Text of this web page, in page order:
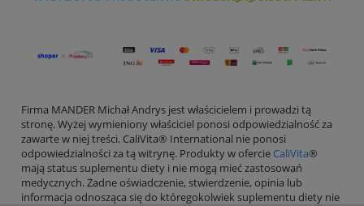
Firma MANDER Michał Andrys jest właścicielem i prowadzi tą
stronę. Wyżej wymieniony właściciel ponosi odpowiedzialność za
zawarte w niej treści. CaliVita® International nie ponosi
odpowiedzialności za tą witrynę. Produkty w ofercie CaliVita®
mają status suplementu diety i nie mogą mieć zastosowań
medycznych. Żadne oświadczenie, stwierdzenie, opinia lub
informacja odnosząca się do któregokolwiek suplementu diety nie